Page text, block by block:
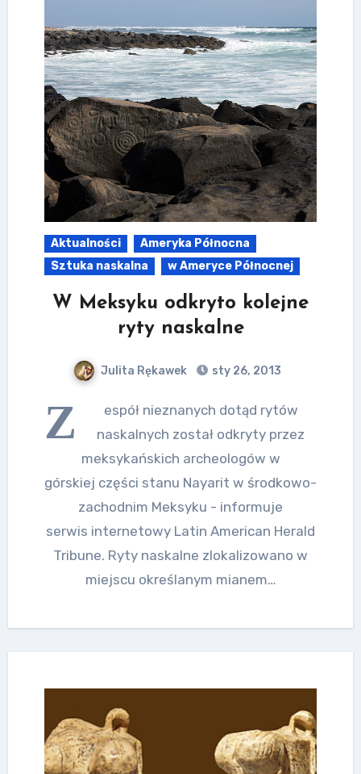
Aktualności
Ameryka Północna
Sztuka naskalna
w Ameryce Północnej
W Meksyku odkryto kolejne
ryty naskalne
Julita Rękawek sty 26, 2013
Z
espół nieznanych dotąd rytów
naskalnych został odkryty przez
meksykańskich archeologów w
górskiej części stanu Nayarit w środkowo-
zachodnim Meksyku - informuje
serwis internetowy Latin American Herald
Tribune. Ryty naskalne zlokalizowano w
miejscu określanym mianem…